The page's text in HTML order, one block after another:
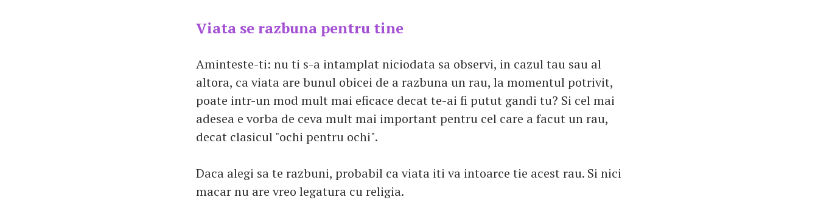
Viata se razbuna pentru tine
Aminteste-ti: nu ti s-a intamplat niciodata sa observi, in cazul tau sau al
altora, ca viata are bunul obicei de a razbuna un rau, la momentul potrivit,
poate intr-un mod mult mai eficace decat te-ai fi putut gandi tu? Si cel mai
adesea e vorba de ceva mult mai important pentru cel care a facut un rau,
decat clasicul "ochi pentru ochi".
Daca alegi sa te razbuni, probabil ca viata iti va intoarce tie acest rau. Si nici
macar nu are vreo legatura cu religia.